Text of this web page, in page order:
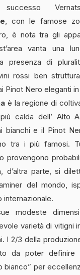
, con le famose
è nota tra gli
vanta una
presenza di
rossi ben
Pinot Nero eleganti
è la regione di
calda dell’ Alto
bianchi e il Pinot
tra i più famosi.
provengono
d’altra parte, si
del mondo,
internazionale.
modeste
varietà di vitigni
I 2/3 della
da poter definire
bianco” per